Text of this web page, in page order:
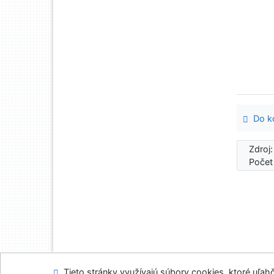
Do
Tieto stránky využívajú súbory cookies, ktoré